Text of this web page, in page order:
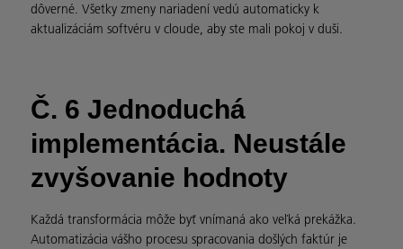
dôverné. Všetky zmeny nariadení vedú automaticky k
aktualizáciám softvéru v cloude, aby ste mali pokoj v duši.
Č. 6 Jednoduchá
implementácia. Neustále
zvyšovanie hodnoty
Každá transformácia môže byť vnímaná ako veľká prekážka.
Automatizácia vášho procesu spracovania došlých faktúr je